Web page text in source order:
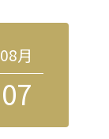
08月
07